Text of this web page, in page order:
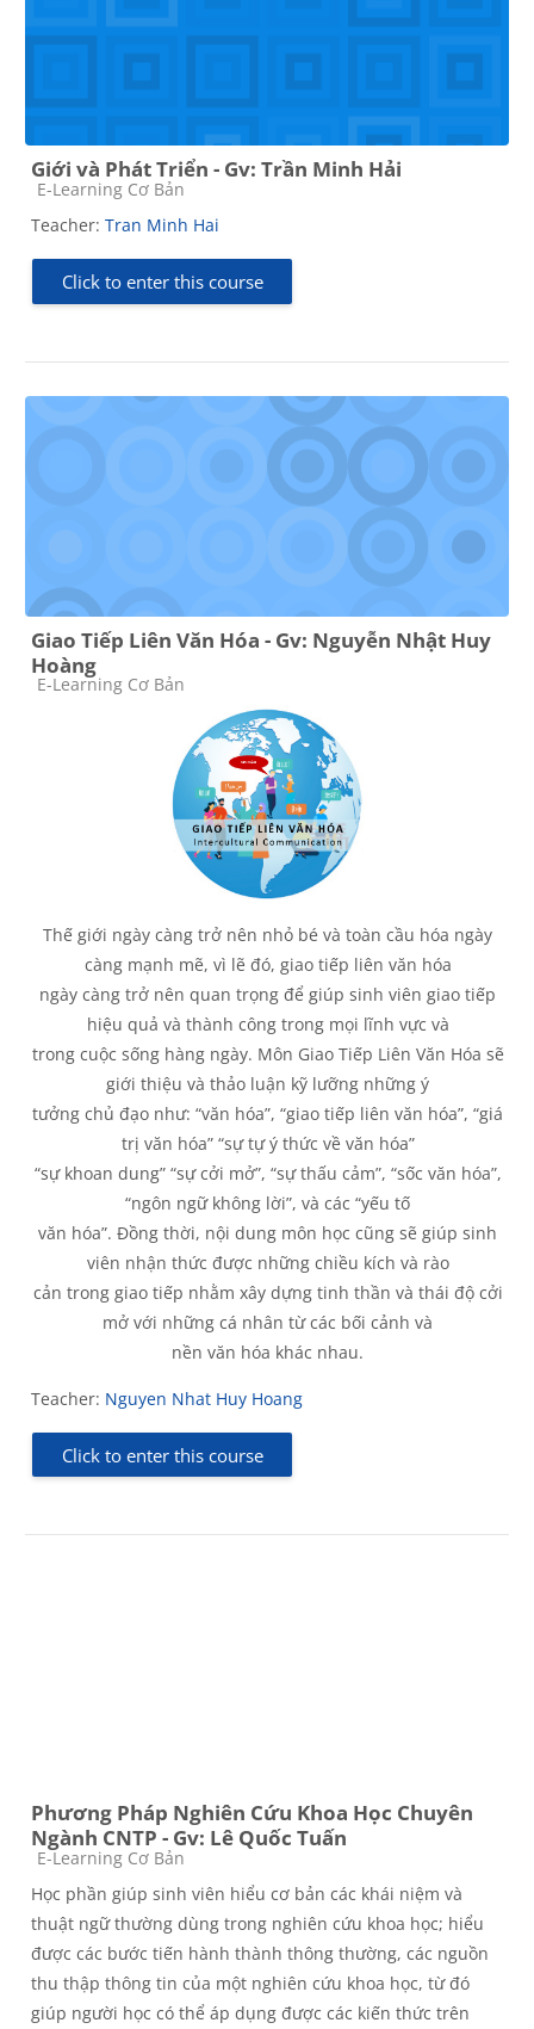
Giới và Phát Triển - Gv: Trần Minh Hải
Course category
E-Learning Cơ Bản
Teacher: Tran Minh Hai
Click to enter this course
Giao Tiếp Liên Văn Hóa - Gv: Nguyễn Nhật Huy
Hoàng
Course category
E-Learning Cơ Bản
Thế giới ngày càng trở nên nhỏ bé và toàn cầu hóa ngày
càng mạnh mẽ, vì lẽ đó, giao tiếp liên văn hóa
ngày càng trở nên quan trọng để giúp sinh viên giao tiếp
hiệu quả và thành công trong mọi lĩnh vực và
trong cuộc sống hàng ngày. Môn Giao Tiếp Liên Văn Hóa sẽ
giới thiệu và thảo luận kỹ lưỡng những ý
tưởng chủ đạo như: “văn hóa”, “giao tiếp liên văn hóa”, “giá
trị văn hóa” “sự tự ý thức về văn hóa”
“sự khoan dung” “sự cởi mở”, “sự thấu cảm”, “sốc văn hóa”,
“ngôn ngữ không lời”, và các “yếu tố
văn hóa”. Đồng thời, nội dung môn học cũng sẽ giúp sinh
viên nhận thức được những chiều kích và rào
cản trong giao tiếp nhằm xây dựng tinh thần và thái độ cởi
mở với những cá nhân từ các bối cảnh và
nền văn hóa khác nhau.
Teacher: Nguyen Nhat Huy Hoang
Click to enter this course
Phương Pháp Nghiên Cứu Khoa Học Chuyên
Ngành CNTP - Gv: Lê Quốc Tuấn
Course category
E-Learning Cơ Bản
Học phần giúp sinh viên hiểu cơ bản các khái niệm và
thuật ngữ thường dùng trong nghiên cứu khoa học; hiểu
được các bước tiến hành thành thông thường, các nguồn
thu thập thông tin của một nghiên cứu khoa học, từ đó
giúp người học có thể áp dụng được các kiến thức trên